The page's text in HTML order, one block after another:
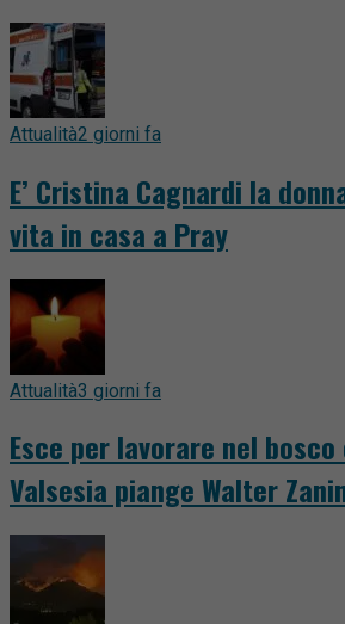
Attualità2 giorni fa
E’ Cristina Cagnardi la
vita in casa a Pray
Attualità3 giorni fa
Esce per lavorare nel
Valsesia piange Walter